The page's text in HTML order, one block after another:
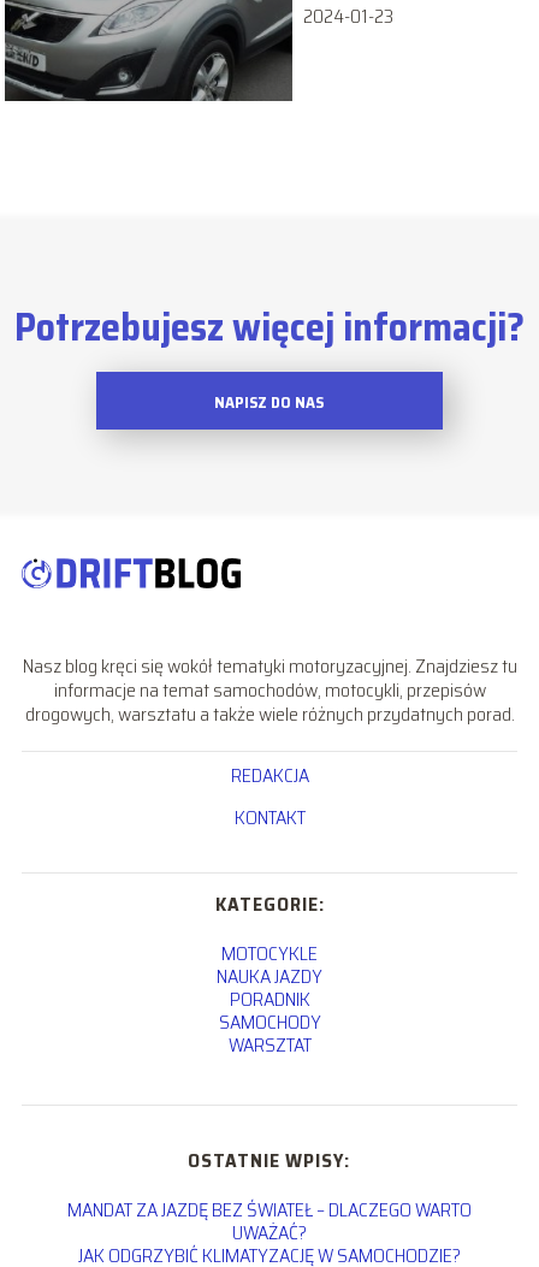
2024-01-23
Potrzebujesz więcej informacji?
NAPISZ DO NAS
Nasz blog kręci się wokół tematyki motoryzacyjnej. Znajdziesz tu
informacje na temat samochodów, motocykli, przepisów
drogowych, warsztatu a także wiele różnych przydatnych porad.
REDAKCJA
KONTAKT
KATEGORIE:
MOTOCYKLE
NAUKA JAZDY
PORADNIK
SAMOCHODY
WARSZTAT
OSTATNIE WPISY:
MANDAT ZA JAZDĘ BEZ ŚWIATEŁ – DLACZEGO WARTO
UWAŻAĆ?
JAK ODGRZYBIĆ KLIMATYZACJĘ W SAMOCHODZIE?